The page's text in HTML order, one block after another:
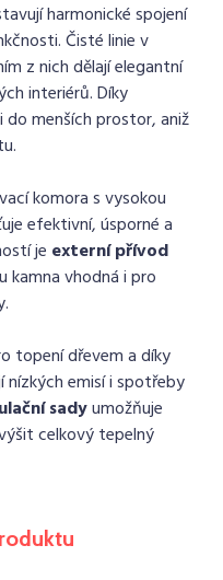
harmonické spojení
Čisté linie v
z nich dělají elegantní
interiérů. Díky
menších prostor, aniž
komora s vysokou
efektivní, úsporné a
je externí přívod
kamna vhodná i pro
topení dřevem a díky
nízkých emisí i spotřeby
sadyumožňuje
celkový tepelný